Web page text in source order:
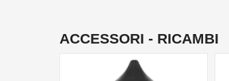
ACCESSORI - RICAMBI